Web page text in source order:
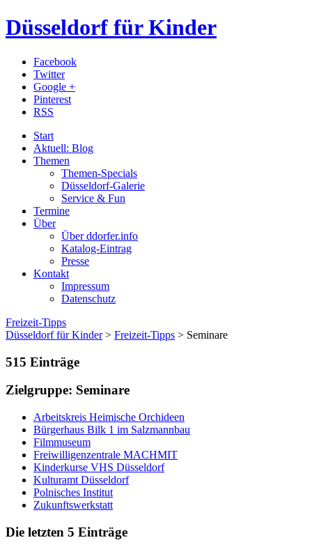
Düsseldorf für Kinder
Facebook
Twitter
Google +
Pinterest
RSS
Start
Aktuell: Blog
Themen
Themen-Specials
Düsseldorf-Galerie
Service & Fun
Termine
Über
Über ddorfer.info
Katalog-Eintrag
Presse
Kontakt
Impressum
Datenschutz
Freizeit-Tipps
Düsseldorf für Kinder> Freizeit-Tipps > Seminare
515 Einträge
Zielgruppe: Seminare
Arbeitskreis Heimische Orchideen
Bürgerhaus Bilk 1 im Salzmannbau
Filmmuseum
Freiwilligenzentrale MACHMIT
Kinderkurse VHS Düsseldorf
Kulturamt Düsseldorf
Polnisches Institut
Zukunftswerkstatt
Die letzten 5 Einträge